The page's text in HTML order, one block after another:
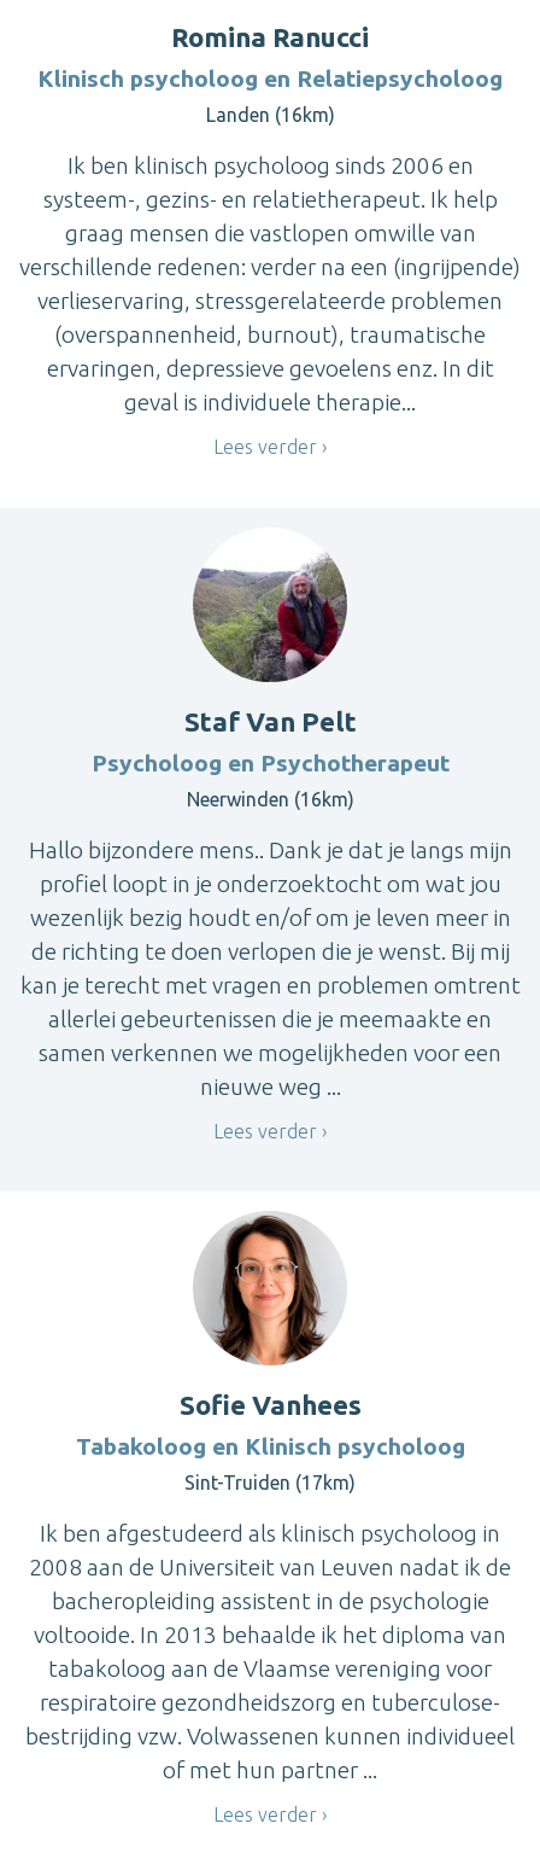
Romina Ranucci
Klinisch psycholoog en Relatiepsycholoog
Landen (16km)
Ik ben klinisch psycholoog sinds 2006 en
systeem-, gezins- en relatietherapeut. Ik help
graag mensen die vastlopen omwille van
verschillende redenen: verder na een (ingrijpende)
verlieservaring, stressgerelateerde problemen
(overspannenheid, burnout), traumatische
ervaringen, depressieve gevoelens enz. In dit
geval is individuele therapie...
Lees verder
Staf Van Pelt
Psycholoog en Psychotherapeut
Neerwinden (16km)
Hallo bijzondere mens.. Dank je dat je langs mijn
profiel loopt in je onderzoektocht om wat jou
wezenlijk bezig houdt en/of om je leven meer in
de richting te doen verlopen die je wenst. Bij mij
kan je terecht met vragen en problemen omtrent
allerlei gebeurtenissen die je meemaakte en
samen verkennen we mogelijkheden voor een
nieuwe weg ...
Lees verder
Sofie Vanhees
Tabakoloog en Klinisch psycholoog
Sint-Truiden (17km)
Ik ben afgestudeerd als klinisch psycholoog in
2008 aan de Universiteit van Leuven nadat ik de
bacheropleiding assistent in de psychologie
voltooide. In 2013 behaalde ik het diploma van
tabakoloog aan de Vlaamse vereniging voor
respiratoire gezondheidszorg en tuberculose-
bestrijding vzw. Volwassenen kunnen individueel
of met hun partner ...
Lees verder